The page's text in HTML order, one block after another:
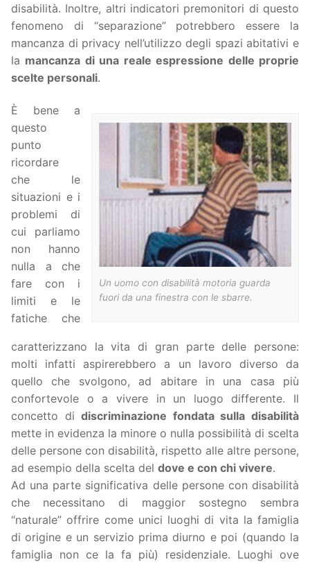
disabilità. Inoltre, altri indicatori premonitori di questo
fenomeno di “separazione” potrebbero essere la
mancanza di privacy nell’utilizzo degli spazi abitativi e
la mancanza di una reale espressione delle proprie
scelte personali.
Un uomo con disabilità motoria guarda
fuori da una finestra con le sbarre.
È bene a
questo
punto
ricordare
che le
situazioni e i
problemi di
cui parliamo
non hanno
nulla a che
fare con i
limiti e le
fatiche che
caratterizzano la vita di gran parte delle persone:
molti infatti aspirerebbero a un lavoro diverso da
quello che svolgono, ad abitare in una casa più
confortevole o a vivere in un luogo differente. Il
concetto didiscriminazione fondata sulla disabilità
mette in evidenza la minore o nulla possibilità di scelta
delle persone con disabilità, rispetto alle altre persone,
ad esempio della scelta del dove e con chi vivere.
Ad una parte significativa delle persone con disabilità
che necessitano di maggior sostegno sembra
“naturale” offrire come unici luoghi di vita la famiglia
di origine e un servizio prima diurno e poi (quando la
famiglia non ce la fa più) residenziale. Luoghi ove